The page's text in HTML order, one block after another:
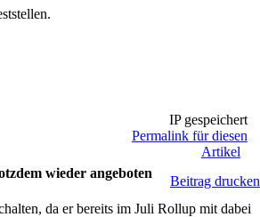
IP gespeichert
Permalink für diesen
Artikel
wieder angeboten
Beitrag drucken
da er bereits im Juli Rollup mit dabei